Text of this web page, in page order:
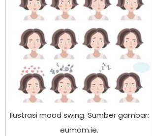
Ilustrasi mood swing. Sumber gambar:
eumom.ie.